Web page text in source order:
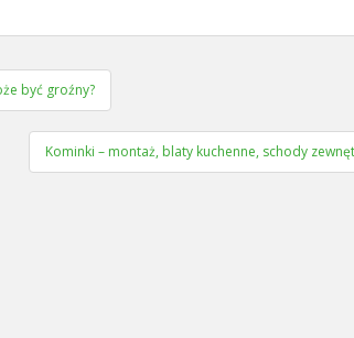
być groźny?
Kominki – montaż, blaty kuchenne, schody